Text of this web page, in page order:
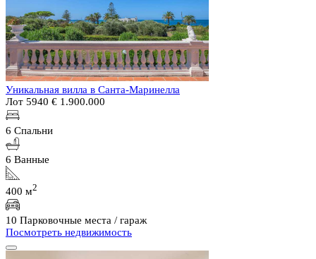
Уникальная вилла в Санта-Маринелла
Лот 5940 € 1.900.000
6 Спальни
6 Ванные
400 м2
10 Парковочные места / гараж
Посмотреть недвижимость